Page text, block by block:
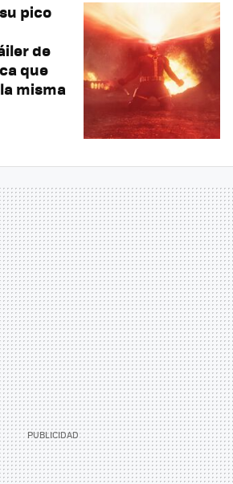
pico
de
que
misma